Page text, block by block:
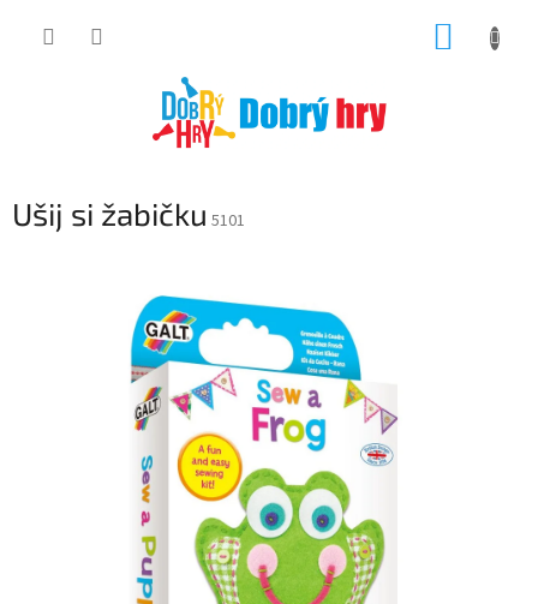
Ušij si žabičku 5101